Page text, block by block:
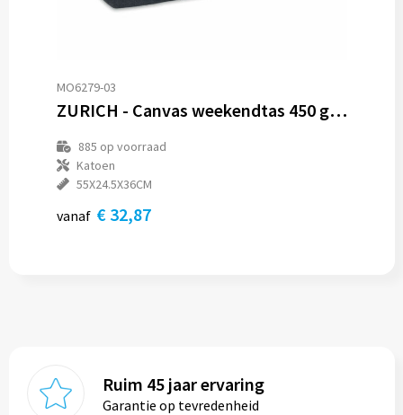
MO6279-03
ZURICH - Canvas weekendtas 450 gr/m²
885 op voorraad
Katoen
55X24.5X36CM
vanaf € 32,87
Ruim 45 jaar ervaring
Garantie op tevredenheid